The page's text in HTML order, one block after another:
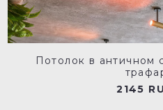
Потолок в античном
2145